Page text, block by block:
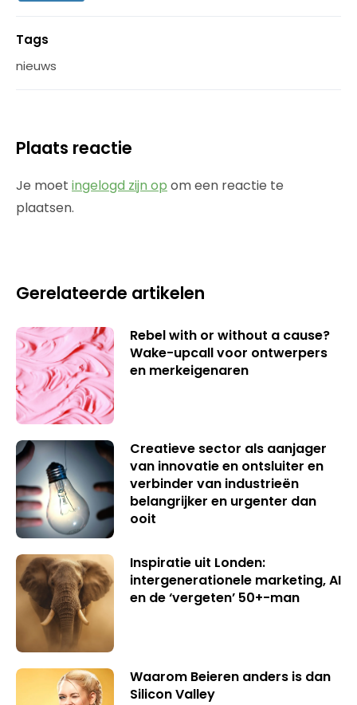
Tags
nieuws
Plaats reactie
Je moet ingelogd zijn op om een reactie te
plaatsen.
Gerelateerde artikelen
Rebel with or without a cause?
Wake-upcall voor ontwerpers
en merkeigenaren
Creatieve sector als aanjager
van innovatie en ontsluiter en
verbinder van industrieën
belangrijker en urgenter dan
ooit
Inspiratie uit Londen:
intergenerationele marketing, AI
en de ‘vergeten’ 50+-man
Waarom Beieren anders is dan
Silicon Valley